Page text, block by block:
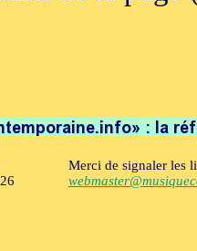
Merci de signaler les